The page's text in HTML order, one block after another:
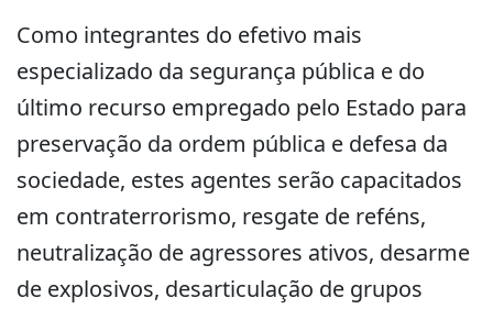
Como integrantes do efetivo mais
especializado da segurança pública e do
último recurso empregado pelo Estado para
preservação da ordem pública e defesa da
sociedade, estes agentes serão capacitados
em contraterrorismo, resgate de reféns,
neutralização de agressores ativos, desarme
de explosivos, desarticulação de grupos